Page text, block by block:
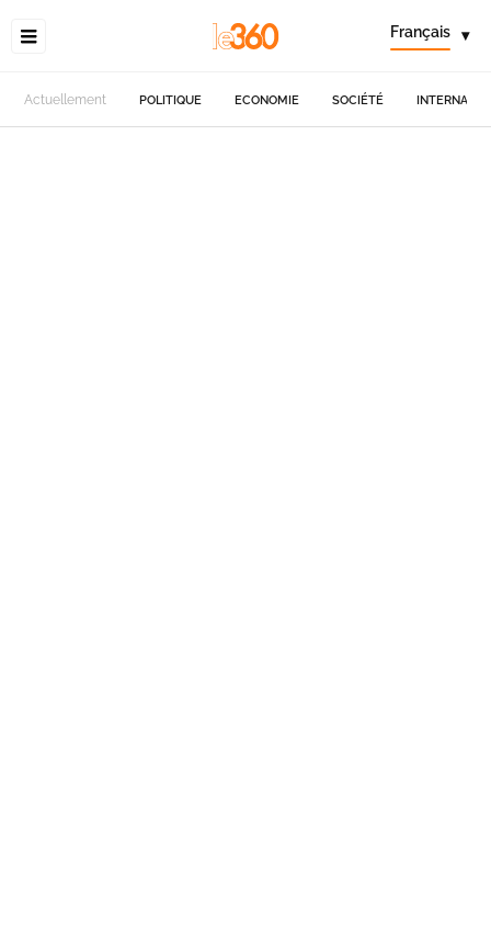
Français ▾
Actuellement POLITIQUE ECONOMIE SOCIÉTÉ